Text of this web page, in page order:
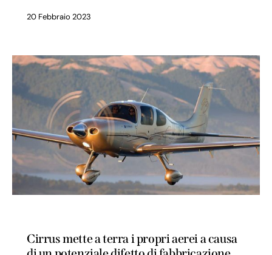
20 Febbraio 2023
Cirrus mette a terra i propri aerei a causa